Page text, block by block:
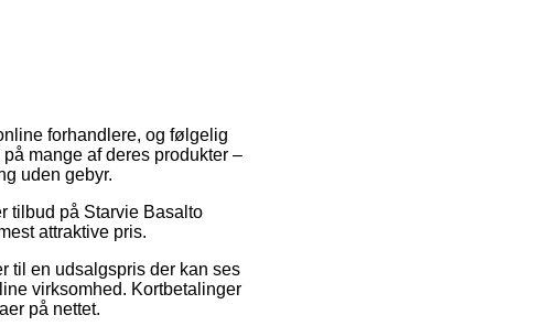
forhandlere, og følgelig
mange af deres produkter –
uden gebyr.
tilbud på Starvie Basalto
attraktive pris.
til en udsalgspris der kan ses
virksomhed. Kortbetalinger
på nettet.